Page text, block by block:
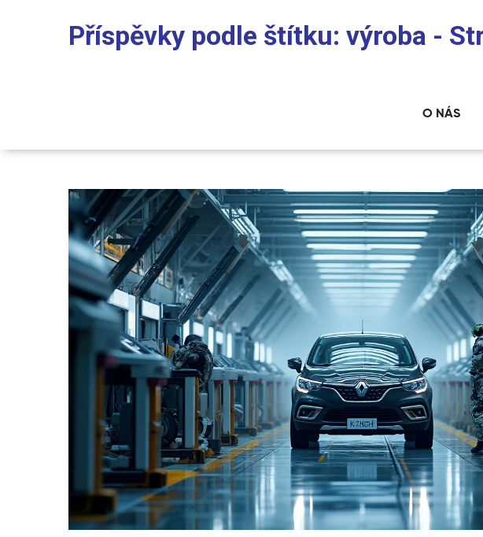
Příspěvky podle štítku: výroba -
O NÁS